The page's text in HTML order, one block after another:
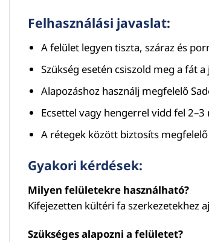
Felhasználási javaslat:
A felület legyen tiszta, száraz és
Szükség esetén csiszold meg a fát
Alapozáshoz használj megfelelő
Ecsettel vagy hengerrel vidd fel 2–3
A rétegek között biztosíts
Gyakori kérdések:
Milyen felületekre használható?
Kifejezetten kültéri fa szerkezetekhez
Szükséges alapozni a felületet?